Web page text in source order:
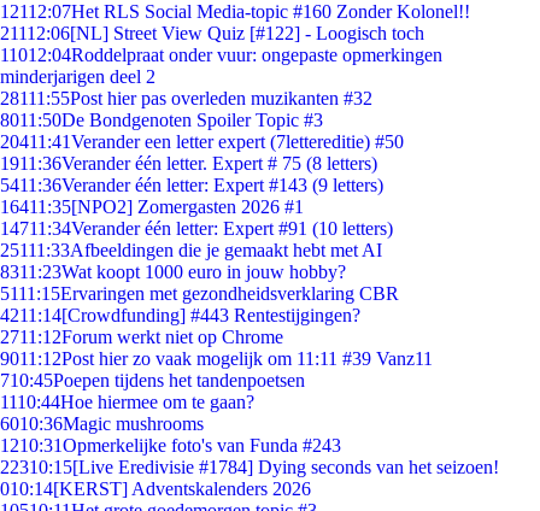
12112:07Het RLS Social Media-topic #160 Zonder Kolonel!!
21112:06[NL] Street View Quiz [#122] - Loogisch toch
11012:04Roddelpraat onder vuur: ongepaste opmerkingen
minderjarigen deel 2
28111:55Post hier pas overleden muzikanten #32
8011:50De Bondgenoten Spoiler Topic #3
20411:41Verander een letter expert (7lettereditie) #50
1911:36Verander één letter. Expert # 75 (8 letters)
5411:36Verander één letter: Expert #143 (9 letters)
16411:35[NPO2] Zomergasten 2026 #1
14711:34Verander één letter: Expert #91 (10 letters)
25111:33Afbeeldingen die je gemaakt hebt met AI
8311:23Wat koopt 1000 euro in jouw hobby?
5111:15Ervaringen met gezondheidsverklaring CBR
4211:14[Crowdfunding] #443 Rentestijgingen?
2711:12Forum werkt niet op Chrome
9011:12Post hier zo vaak mogelijk om 11:11 #39 Vanz11
710:45Poepen tijdens het tandenpoetsen
1110:44Hoe hiermee om te gaan?
6010:36Magic mushrooms
1210:31Opmerkelijke foto's van Funda #243
22310:15[Live Eredivisie #1784] Dying seconds van het seizoen!
010:14[KERST] Adventskalenders 2026